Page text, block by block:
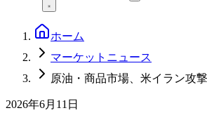
ホーム
マーケットニュース
原油・商品市場、米イラン攻
2026年6月11日